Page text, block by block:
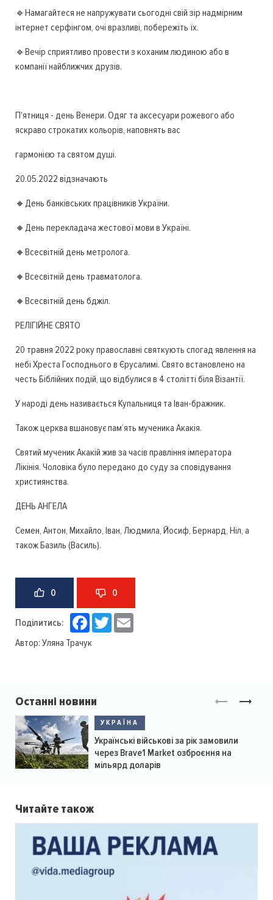
🔹Намагайтеся не напружувати сьогодні свій зір надмірним
інтернет серфінгом, очі вразливі, побережіть їх.
🔹Вечір сприятливо провести з коханим людиною або в
компанії найближчих друзів.
П'ятниця - день Венери. Одяг та аксесуари рожевого або
яскраво строкатих кольорів, наповнять вас
гармонією та святом душі.
20.05.2022 відзначають
🔸День банківських працівників України.
🔸День перекладача жестової мови в Україні.
🔸Всесвітній день метролога.
🔸Всесвітній день травматолога.
🔸Всесвітній день бджіл.
РЕЛІГІЙНЕ СВЯТО
20 травня 2022 року православні святкують спогад явлення на
небі Хреста Господнього в Єрусалимі. Свято встановлено на
честь Біблійних подій, що відбулися в 4 столітті біля Візантії.
У народі день називається Купальниця та Іван-бражник.
Також церква вшановує пам’ять мученика Акакія.
Святий мученик Акакій жив за часів правління імператора
Лікінія. Чоловіка було передано до суду за сповідування
християнства.
ДЕНЬ АНГЕЛА
Семен, Антон, Михайло, Іван, Людмила, Йосиф, Бернард, Ніл, а
також Базиль (Василь).
0 0
Поділитись: Facebook
Twitter
Автор: Уляна Трачук
Останні новини
УКРАЇНА
Українські військові за рік замовили
через Brave1 Market озброєння на
мільярд доларів
Читайте також